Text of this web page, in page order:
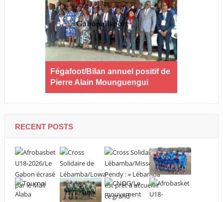
Fégafoot/Bilan annuel positif de
Pierre Alain Mounguengui
RECENT POSTS